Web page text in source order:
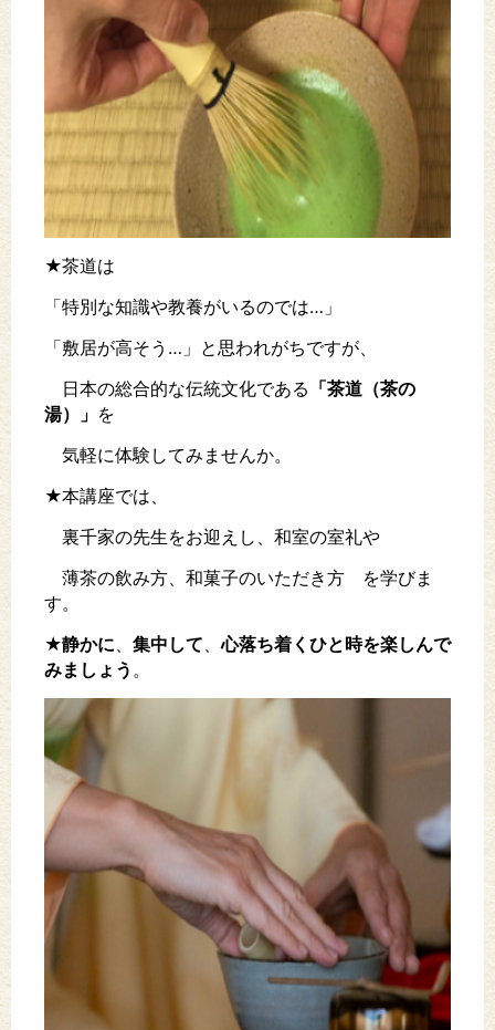
★茶道は
「特別な知識や教養がいるのでは…」
「敷居が高そう…」と思われがちですが、
日本の総合的な伝統文化である 「茶道（茶の
湯）」 を
気軽に体験してみませんか。
★本講座では、
裏千家の先生をお迎えし、和室の室礼や
薄茶の飲み方、和菓子のいただき方 を学びま
す。
★静かに、 集中して、心落ち着くひと時を楽しんで
みましょう 。